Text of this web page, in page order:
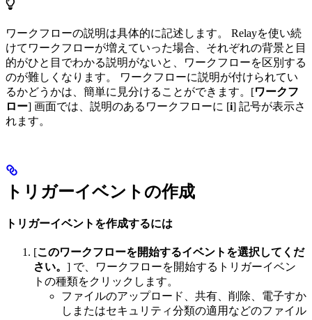
ワークフローの説明は具体的に記述します。 Relayを使い続
けてワークフローが増えていった場合、それぞれの背景と目
的がひと目でわかる説明がないと、ワークフローを区別する
のが難しくなります。 ワークフローに説明が付けられてい
るかどうかは、簡単に見分けることができます。[ワークフ
ロー] 画面では、説明のあるワークフローに [i] 記号が表示さ
れます。
トリガーイベントの作成
トリガーイベントを作成するには
[このワークフローを開始するイベントを選択してくだ
さい。 ] で、ワークフローを開始するトリガーイベン
トの種類をクリックします。
ファイルのアップロード、共有、削除、電子すか
しまたはセキュリティ分類の適用などのファイル